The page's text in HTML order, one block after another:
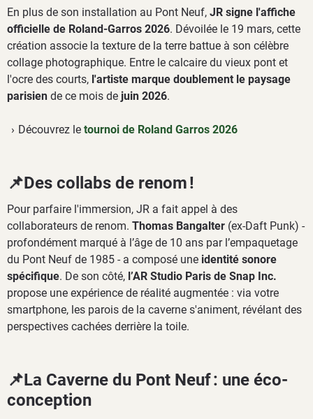
En plus de son installation au Pont Neuf, JR signe l'affiche
officielle de Roland-Garros 2026. Dévoilée le 19 mars, cette
création associe la texture de la terre battue à son célèbre
collage photographique. Entre le calcaire du vieux pont et
l'ocre des courts, l'artiste marque doublement le paysage
parisien de ce mois de juin 2026.
Découvrez le tournoi de Roland Garros 2026
📌Des collabs de renom !
Pour parfaire l'immersion, JR a fait appel à des
collaborateurs de renom. Thomas Bangalter (ex-Daft Punk) -
profondément marqué à l’âge de 10 ans par l’empaquetage
du Pont Neuf de 1985 - a composé une identité sonore
spécifique. De son côté, l’AR Studio Paris de Snap Inc.
propose une expérience de réalité augmentée : via votre
smartphone, les parois de la caverne s'animent, révélant des
perspectives cachées derrière la toile.
📌La Caverne du Pont Neuf : une éco-
conception